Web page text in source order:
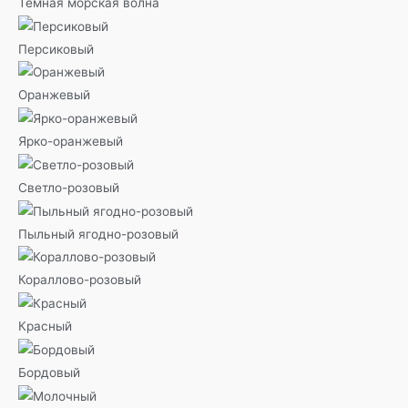
Персиковый
Оранжевый
Ярко-оранжевый
Светло-розовый
Пыльный ягодно-розовый
Кораллово-розовый
Красный
Бордовый